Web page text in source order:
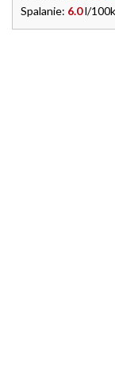
Spalanie: 6.0l/